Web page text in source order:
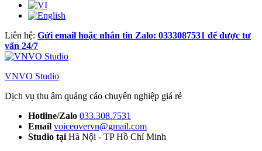
Liên hệ: Gửi email hoặc nhắn tin Zalo: 0333087531 để được tư
vấn 24/7
VNVO Studio
Dịch vụ thu âm quảng cáo chuyên nghiệp giá rẻ
Hotline/Zalo 033.308.7531
Email voiceovervn@gmail.com
Studio tại Hà Nội - TP Hồ Chí Minh